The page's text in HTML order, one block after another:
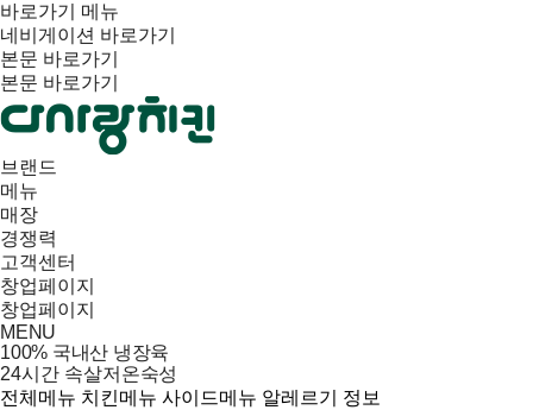
바로가기 메뉴
네비게이션 바로가기
본문 바로가기
본문 바로가기
브랜드
메뉴
매장
경쟁력
고객센터
창업페이지
창업페이지
MENU
100% 국내산 냉장육
24시간 속살저온숙성
전체메뉴 치킨메뉴 사이드메뉴 알레르기 정보